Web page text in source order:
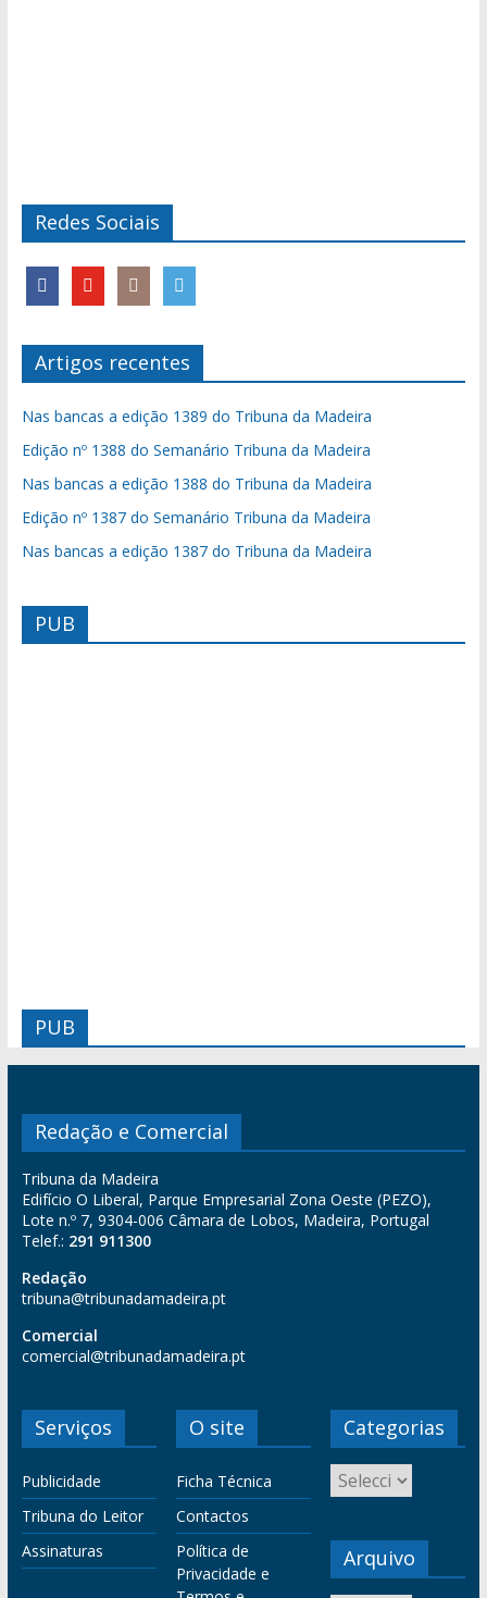
Redes Sociais
Artigos recentes
Nas bancas a edição 1389 do Tribuna da Madeira
Edição nº 1388 do Semanário Tribuna da Madeira
Nas bancas a edição 1388 do Tribuna da Madeira
Edição nº 1387 do Semanário Tribuna da Madeira
Nas bancas a edição 1387 do Tribuna da Madeira
PUB
PUB
Redação e Comercial
Tribuna da Madeira
Edifício O Liberal, Parque Empresarial Zona Oeste (PEZO),
Lote n.º 7, 9304-006 Câmara de Lobos, Madeira, Portugal
Telef.: 291 911300
Redação
tribuna@tribunadamadeira.pt
Comercial
comercial@tribunadamadeira.pt
Serviços
Publicidade
Tribuna do Leitor
Assinaturas
O site
Ficha Técnica
Contactos
Política de
Privacidade e
Categorias
Arquivo